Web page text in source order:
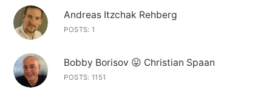
Andreas Itzchak Rehberg
POSTS: 1
Bobby Borisov 😛 Christian Spaan
POSTS: 1151